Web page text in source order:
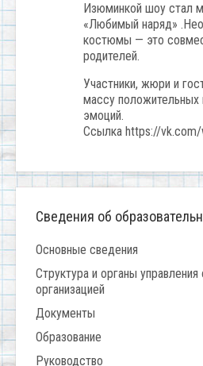
Изюминкой шоу стал
«Любимый наряд»
костюмы — это
родителей.
Участники, жюри и
массу положительных
эмоций.
Ссылка https://
Сведения об
Основные сведения
Структура и органы управления
организацией
Документы
Образование
Руководство